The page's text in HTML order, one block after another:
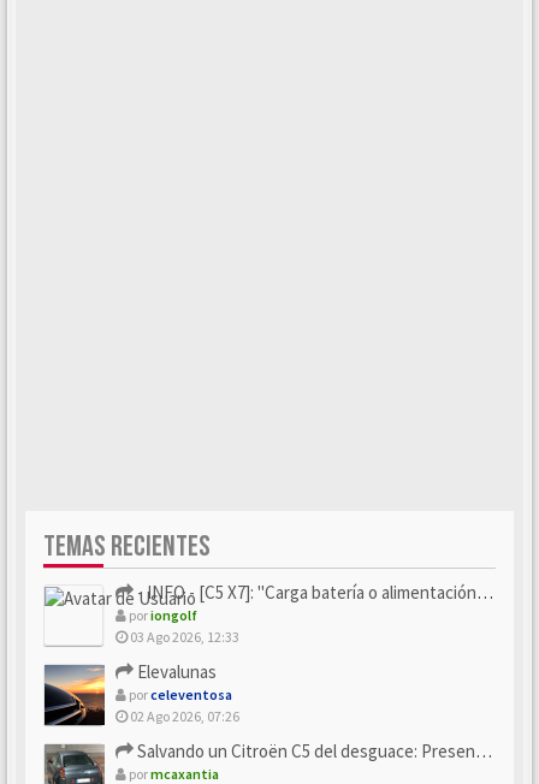
TEMAS RECIENTES
- INFO - [C5 X7]: "Carga batería o alimentación eléctri...
poriongolf
03 Ago 2026, 12:33
Elevalunas
porceleventosa
02 Ago 2026, 07:26
Salvando un Citroën C5 del desguace: Presentación y seguimiento
pormcaxantia